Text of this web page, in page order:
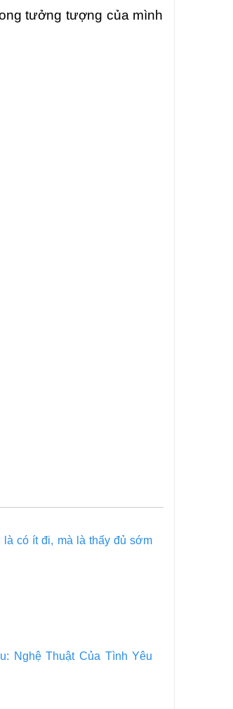
tưởng tượng của mình
có ít đi, mà là thấy đủ sớm
Nghệ Thuật Của Tình Yêu